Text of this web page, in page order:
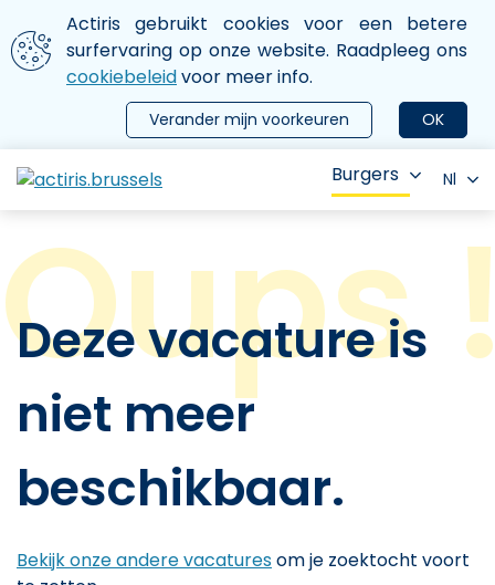
Aller au contenu principal
We gebruiken cookies
Actiris gebruikt cookies voor een betere
surfervaring op onze website. Raadpleeg ons
cookiebeleidvoor meer info.
OK
Verander mijn voorkeuren
le menu
Burgers Nl
Deze vacature is
niet meer
beschikbaar.
Bekijk onze andere vacaturesom je zoektocht voort